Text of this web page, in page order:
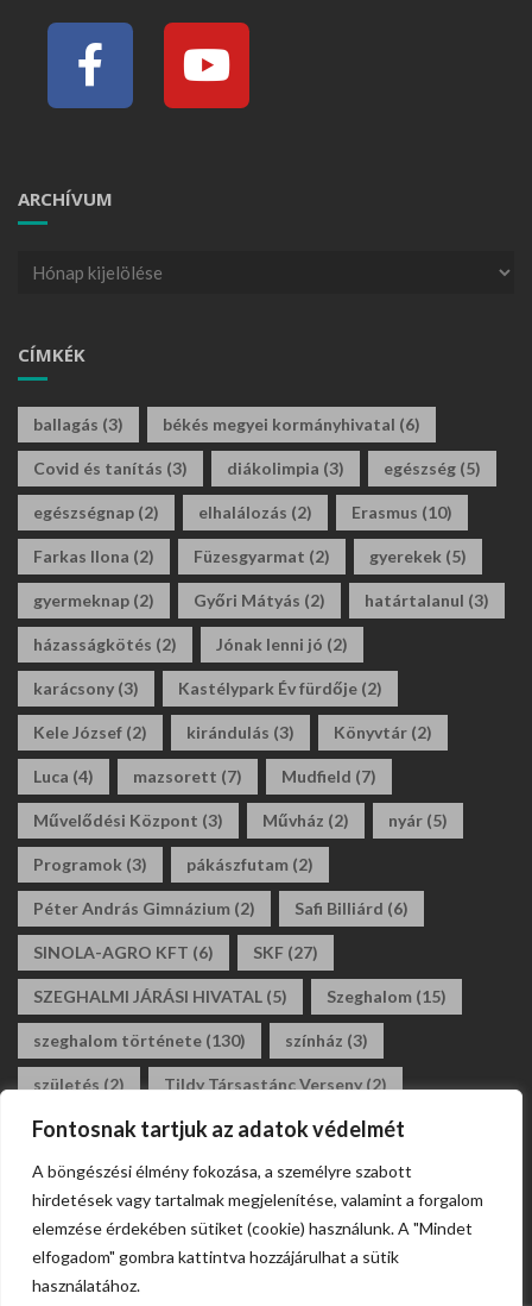
Fontosnak tartjuk az adatok védelmét
A böngészési élmény fokozása, a személyre szabott
hirdetések vagy tartalmak megjelenítése, valamint a forgalom
elemzése érdekében sütiket (cookie) használunk. A "Mindet
elfogadom" gombra kattintva hozzájárulhat a sütik
használatához.
ARCHÍVUM
CÍMKÉK
ballagás (3) békés megyei kormányhivatal (6)
Covid és tanítás (3) diákolimpia (3) egészség (5)
egészségnap (2) elhalálozás (2) Erasmus (10)
Farkas Ilona (2) Füzesgyarmat (2) gyerekek (5)
gyermeknap (2) Győri Mátyás (2) határtalanul (3)
házasságkötés (2) Jónak lenni jó (2)
karácsony (3) Kastélypark Év fürdője (2)
Kele József (2) kirándulás (3) Könyvtár (2)
Luca (4) mazsorett (7) Mudfield (7)
Művelődési Központ (3) Művház (2) nyár (5)
Programok (3) pákászfutam (2)
Péter András Gimnázium (2) Safi Billiárd (6)
SINOLA-AGRO KFT (6) SKF (27)
SZEGHALMI JÁRÁSI HIVATAL (5) Szeghalom (15)
szeghalom története (130) színház (3)
születés (2) Tildy Társastánc Verseny (2)
tildy zoltán általános iskola(3) tánc(2)
társastánc(2) állásajánlat (2) álláshirdetés